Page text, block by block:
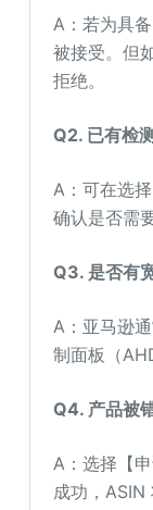
A：若为具
被接受。但
拒绝。
Q2. 已有检
A：可在选
确认是否需
Q3. 是否有
A：亚马逊
制面板（
Q4. 产品被
A：选择【
成功，ASIN